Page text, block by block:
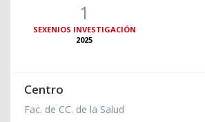
1
SEXENIOS INVESTIGACIÓN
2025
Centro
Fac. de CC. de la Salud